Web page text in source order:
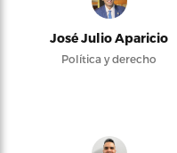
José Julio Aparicio
Política y derecho